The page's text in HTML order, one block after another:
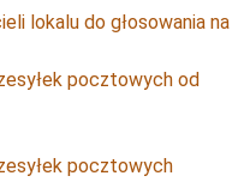
lokalu do głosowania na
pocztowych od
pocztowych